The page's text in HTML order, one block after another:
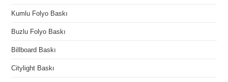
Kumlu Folyo Baskı
Buzlu Folyo Baskı
Billboard Baskı
Citylight Baskı